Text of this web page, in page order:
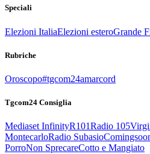
Speciali
Elezioni ItaliaElezioni esteroGrande
Rubriche
Oroscopo#tgcom24amarcord
Tgcom24 Consiglia
Mediaset InfinityR101Radio 105
MontecarloRadio Subasio
PorroNon SprecareCotto e Mangiato